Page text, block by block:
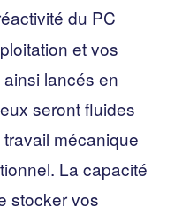
du PC
et vos
lancés en
seront fluides
mécanique
La capacité
stocker vos